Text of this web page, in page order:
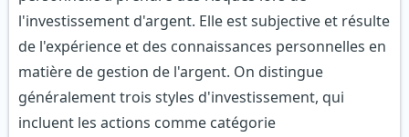
l'investissement d'argent. Elle est subjective et résulte
de l'expérience et des connaissances personnelles en
matière de gestion de l'argent. On distingue
généralement trois styles d'investissement, qui
incluent les actions comme catégorie